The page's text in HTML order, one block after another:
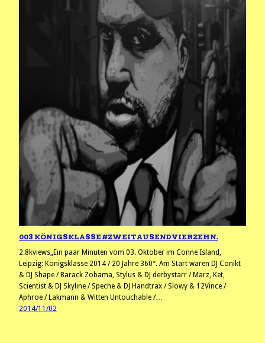
003 KÖNIGSKLASSE #ZWEITAUSENDVIERZEHN.
2.8kviews„Ein paar Minuten vom 03. Oktober im Conne Island,
Leipzig: Königsklasse 2014 / 20 Jahre 360°. Am Start waren DJ Conikt
& DJ Shape / Barack Zobama, Stylus & DJ derbystarr / Marz, Ket,
Scientist & DJ Skyline / Speche & DJ Handtrax / Slowy & 12Vince /
Aphroe / Lakmann & Witten Untouchable /…
2014/11/02